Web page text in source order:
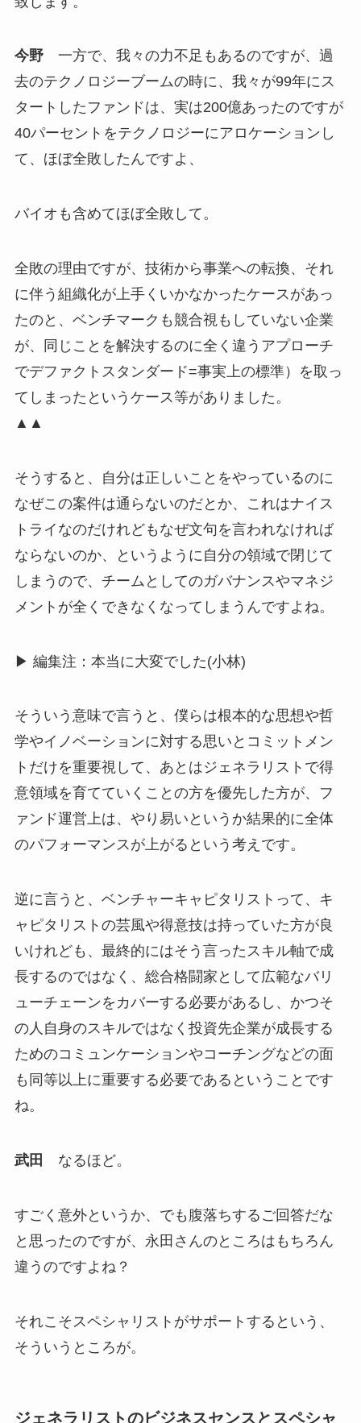
今野一方で、我々の力不足もあるのですが、過
去のテクノロジーブームの時に、我々が99年にス
タートしたファンドは、実は200億あったのですが
40パーセントをテクノロジーにアロケーションし
て、ほぼ全敗したんですよ、
バイオも含めてほぼ全敗して。
全敗の理由ですが、技術から事業への転換、それ
に伴う組織化が上手くいかなかったケースがあっ
たのと、ベンチマークも競合視もしていない企業
が、同じことを解決するのに全く違うアプローチ
でデファクトスタンダード=事実上の標準）を取っ
てしまったというケース等がありました。
▲▲
そうすると、自分は正しいことをやっているのに
なぜこの案件は通らないのだとか、これはナイス
トライなのだけれどもなぜ文句を言われなければ
ならないのか、というように自分の領域で閉じて
しまうので、チームとしてのガバナンスやマネジ
メントが全くできなくなってしまうんですよね。
▶ 編集注：本当に大変でした(小林)
そういう意味で言うと、僕らは根本的な思想や哲
学やイノベーションに対する思いとコミットメン
トだけを重要視して、あとはジェネラリストで得
意領域を育てていくことの方を優先した方が、フ
ァンド運営上は、やり易いというか結果的に全体
のパフォーマンスが上がるという考えです。
逆に言うと、ベンチャーキャピタリストって、キ
ャピタリストの芸風や得意技は持っていた方が良
いけれども、最終的にはそう言ったスキル軸で成
長するのではなく、総合格闘家として広範なバリ
ューチェーンをカバーする必要があるし、かつそ
の人自身のスキルではなく投資先企業が成長する
ためのコミュンケーションやコーチングなどの面
も同等以上に重要する必要であるということです
ね。
武田 なるほど。
すごく意外というか、でも腹落ちするご回答だな
と思ったのですが、永田さんのところはもちろん
違うのですよね？
それこそスペシャリストがサポートするという、
そういうところが。
ジェネラリストのビジネスセンスとスペシャ